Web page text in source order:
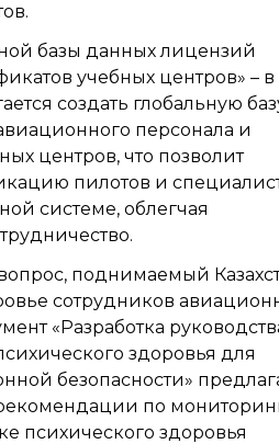
базы данных лицензий
учебных центров» – в
создать глобальную
персонала и
центров, что позволит
пилотов и
системе, облегчая
поднимаемый
сотрудников
«Разработка
здоровья для
безопасности»
по
психического здоровья